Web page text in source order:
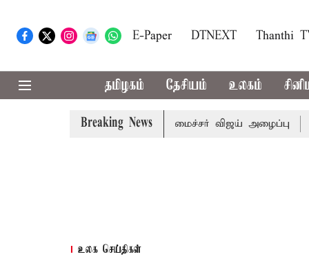
E-Paper DTNEXT Thanthi
தமிழகம் தேசியம் உலகம்
Breaking News
கூட்டத்துக்கு முதல்-அமைச்சர் விஜய் அழைப்பு
உலக செய்திகள்